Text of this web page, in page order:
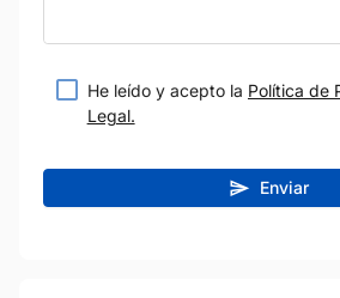
He leído y acepto la Política de
Legal.
Enviar